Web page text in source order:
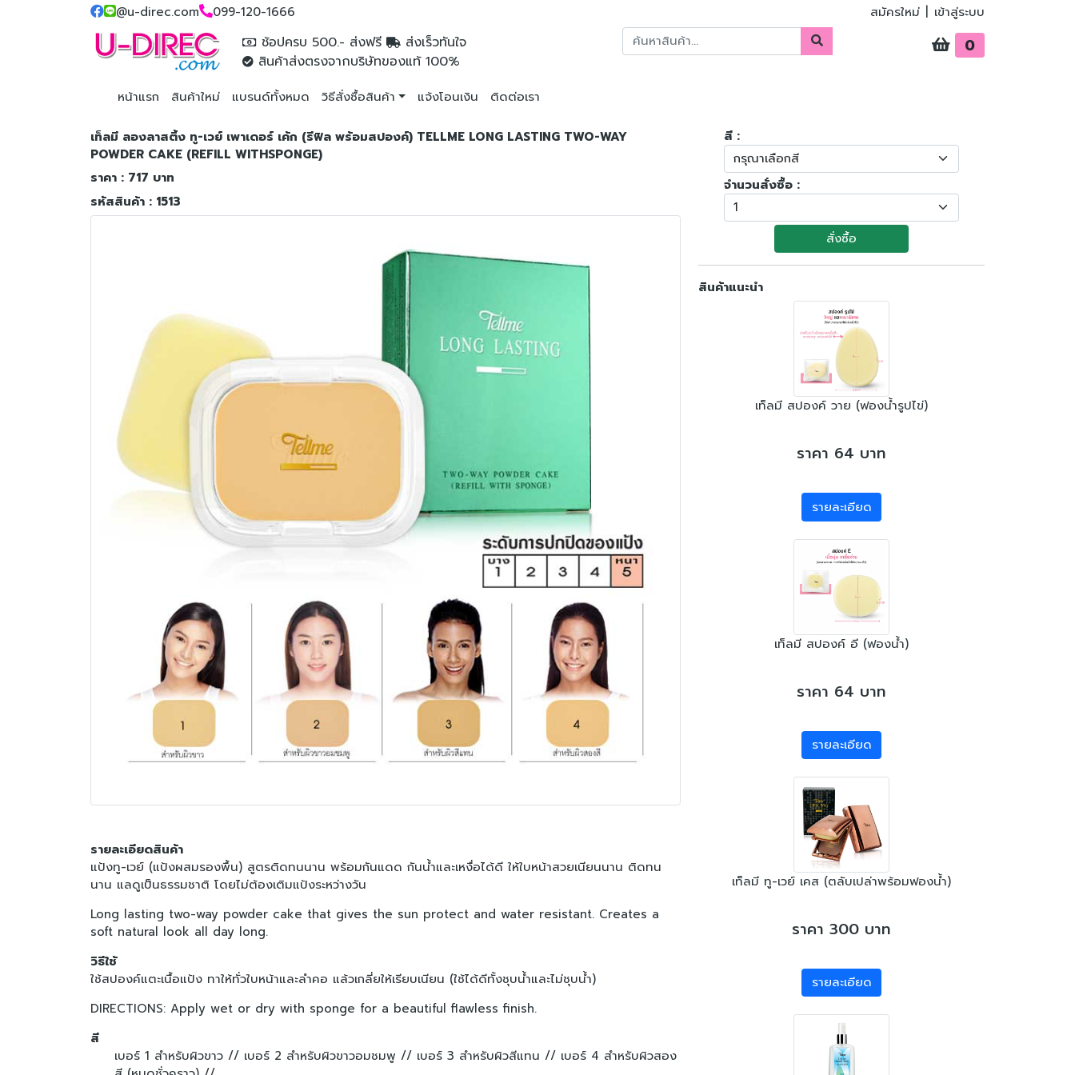
@u-direc.com 099-120-1666 สมัครใหม่ เข้าสู่ระบบ
ช้อปครบ 500.- ส่งฟรี
ส่งเร็วทันใจ
สินค้าส่งตรงจากบริษัทของแท้ 100%
0
หน้าแรก สินค้าใหม่ แบรนด์ทั้งหมด วิธีสั่งซื้อสินค้า แจ้งโอนเงิน ติดต่อเรา
เท็ลมี ลองลาสติ้ง ทู-เวย์ เพาเดอร์ เค้ก (รีฟิล พร้อมสปองค์) TELLME LONG LASTING TWO-WAY
POWDER CAKE (REFILL WITHSPONGE)
ราคา : 717 บาท
รหัสสินค้า : 1513
รายละเอียดสินค้า
แป้งทู-เวย์ (แป้งผสมรองพื้น) สูตรติดทนนาน พร้อมกันแดด กันน้ำและเหงื่อได้ดี ให้ใบหน้าสวยเนียนนาน ติดทน
นาน แลดูเป็นธรรมชาติ โดยไม่ต้องเติมแป้งระหว่างวัน
Long lasting two-way powder cake that gives the sun protect and water resistant. Creates a
soft natural look all day long.
วิธีใช้
ใช้สปองค์แตะเนื้อแป้ง ทาให้ทั่วใบหน้าและลำคอ แล้วเกลี่ยให้เรียบเนียน (ใช้ได้ดีทั้งชุบน้ำและไม่ชุบน้ำ)
DIRECTIONS: Apply wet or dry with sponge for a beautiful flawless finish.
สี
เบอร์ 1 สำหรับผิวขาว // เบอร์ 2 สำหรับผิวขาวอมชมพู // เบอร์ 3 สำหรับผิวสีแทน // เบอร์ 4 สำหรับผิวสอง
สี :
จำนวนสั่งซื้อ :
สั่งซื้อ
สินค้าแนะนำ
เท็ลมี สปองค์ วาย (ฟองน้ำรูปไข่)
ราคา 64 บาท
รายละเอียด
เท็ลมี สปองค์ อี (ฟองน้ำ)
ราคา 64 บาท
รายละเอียด
เท็ลมี ทู-เวย์ เคส (ตลับเปล่าพร้อมฟองน้ำ)
ราคา 300 บาท
รายละเอียด